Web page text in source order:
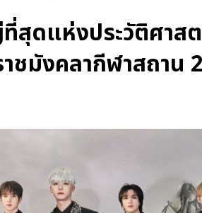
สุดแห่งประวัติศาสต
ชมังคลากีฬาสถาน